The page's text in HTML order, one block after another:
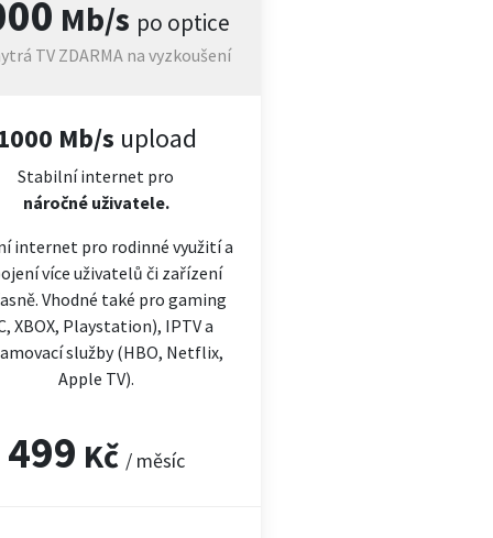
Mb/s po optice
TV ZDARMA na vyzkoušení
Mb/s upload
Stabilní internet pro
náročnéuživatele.
internet pro rodinné využití a
více uživatelů či zařízení
Vhodné také pro gaming
XBOX, Playstation), IPTV a
služby (HBO, Netflix,
Apple TV).
499 Kč / měsíc